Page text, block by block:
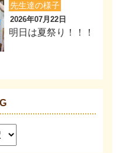
先生達の様子
2026年07月22日
明日は夏祭り！！！